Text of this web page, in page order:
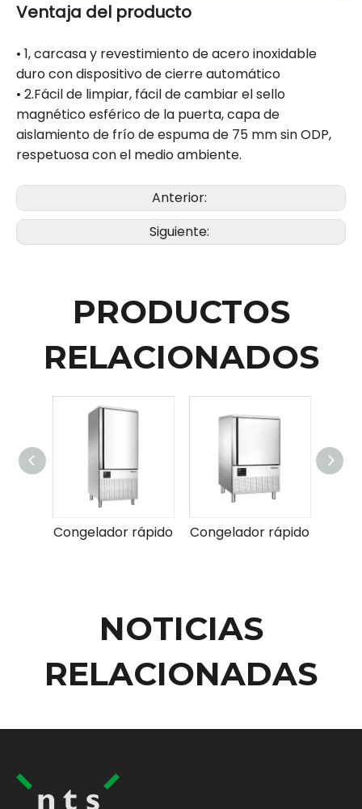
Ventaja del producto
• 1, carcasa y revestimiento de acero inoxidable
duro con dispositivo de cierre automático
• 2.Fácil de limpiar, fácil de cambiar el sello
magnético esférico de la puerta, capa de
aislamiento de frío de espuma de 75 mm sin ODP,
respetuosa con el medio ambiente.
Anterior:
Siguiente:
PRODUCTOS
RELACIONADOS
Congelador rápido Congelador rápido
NOTICIAS
RELACIONADAS